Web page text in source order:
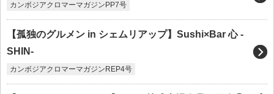
カンボジアクロマーマガジンPP7号
【孤独のグルメン in シェムリアップ】Sushi×Bar 心 -
SHIN-
カンボジアクロマーマガジンREP4号